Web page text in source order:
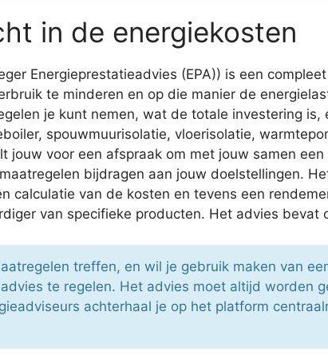
in de energiekosten
Energieprestatieadvies (EPA)) is een
te minderen en op die manier de
je kunt nemen, wat de totale investering
spouwmuurisolatie, vloerisolatie,
jouw voor een afspraak om met jouw samen
bijdragen aan jouw doelstellingen.
calculatie van de kosten en tevens een
van specifieke producten. Het advies bevat
treffen, en wil je gebruik maken van
te regelen. Het advies moet altijd worden
achterhaal je op het platform